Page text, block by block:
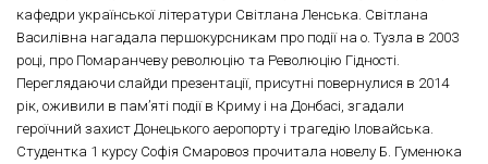
кафедри української літератури Світлана Ленська. Світлана
Василівна нагадала першокурсникам про події на о. Тузла в 2003
році, про Помаранчеву революцію та Революцію Гідності.
Переглядаючи слайди презентації, присутні повернулися в 2014
рік, оживили в пам’яті події в Криму і на Донбасі, згадали
героїчний захист Донецького аеропорту і трагедію Іловайська.
Студентка 1 курсу Софія Смаровоз прочитала новелу Б. Гуменюка